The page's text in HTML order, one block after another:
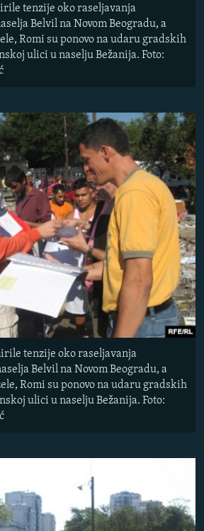
tenzije oko raseljavanja
Belvil na Novom Beogradu, a
Romi su ponovo na udaru gradskih
ulici u naselju Bežanija. Foto:
tenzije oko raseljavanja
Belvil na Novom Beogradu, a
Romi su ponovo na udaru gradskih
ulici u naselju Bežanija. Foto: